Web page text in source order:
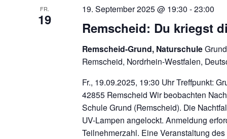
FR.
19 Remscheid: Du kriegst
19. September 2025 @ 19:30 -23:00
Remscheid-Grund, Naturschule
Remscheid, Nordrhein-Westfalen,
Fr., 19.09.2025, 19:30 Uhr Treffpunkt:
42855 Remscheid Wir beobachten
Schule Grund (Remscheid). Die
UV-Lampen angelockt. Anmeldung
Teilnehmerzahl. Eine Veranstaltung des